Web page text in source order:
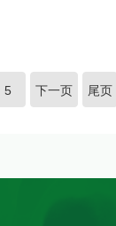
5 下一页 尾页